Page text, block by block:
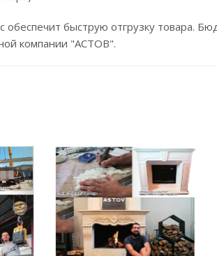
обеспечит быструю отгрузку товара.
компании "АСТОВ".